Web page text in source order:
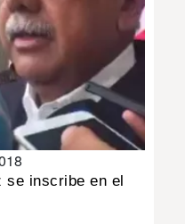
se inscribe en el